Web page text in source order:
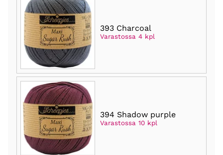
393 Charcoal
Varastossa 4 kpl
394 Shadow purple
Varastossa 10 kpl